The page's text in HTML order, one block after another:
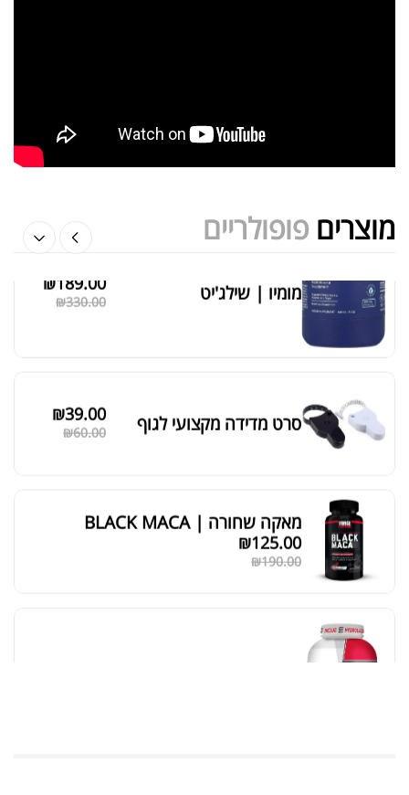
מוצרים פופולריים
מציג 1–6 מתוך 524 תוצאות
סידור ברירת מחדל
אבקת חלבון הידרוליזט איזולט
מומיו | שילג'יט ₪330.00
₪189.00
סרט מדידה מקצועי לגוף ₪60.00
₪39.00
מאקה שחורה | BLACK MACA
₪190.00
₪125.00